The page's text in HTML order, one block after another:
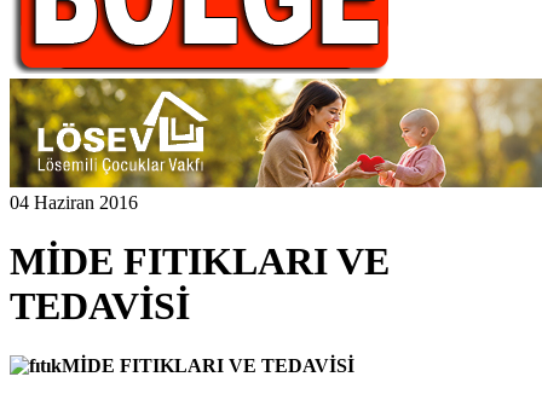
04 Haziran 2016
MİDE FITIKLARI VE
TEDAVİSİ
MİDE FITIKLARI VE TEDAVİSİ